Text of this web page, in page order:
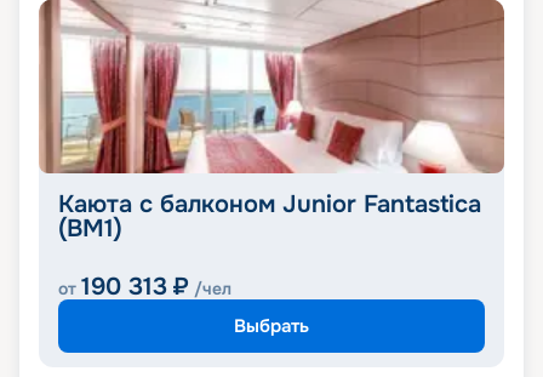
Каюта с балконом Junior Fantastica
(BM1)
от 190 313 ₽ /чел
Выбрать